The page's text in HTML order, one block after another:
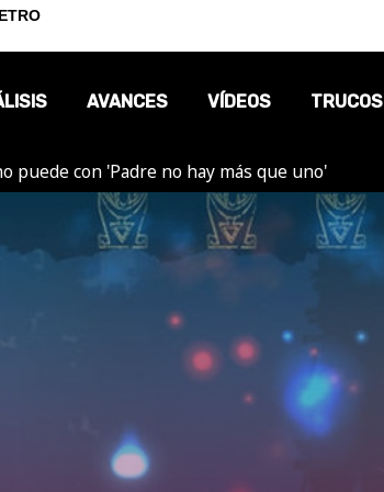
AVANCES VÍDEOS TRUCOS
puede con 'Padre no hay más que uno'